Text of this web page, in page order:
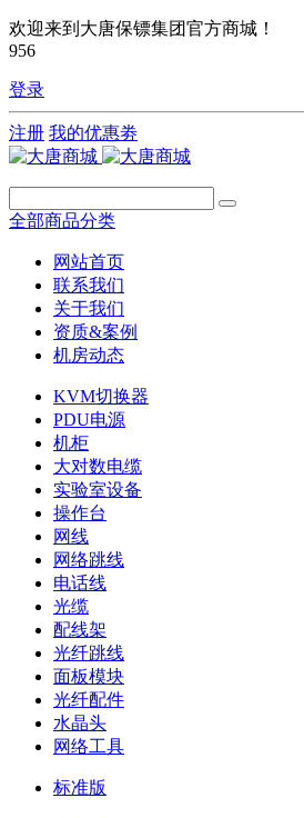
欢迎来到大唐保镖集团官方商城！
956
登录
注册 我的优惠劵
全部商品分类
网站首页
联系我们
关于我们
资质&案例
机房动态
KVM切换器
PDU电源
机柜
大对数电缆
实验室设备
操作台
网线
网络跳线
电话线
光缆
配线架
光纤跳线
面板模块
光纤配件
水晶头
网络工具
标准版